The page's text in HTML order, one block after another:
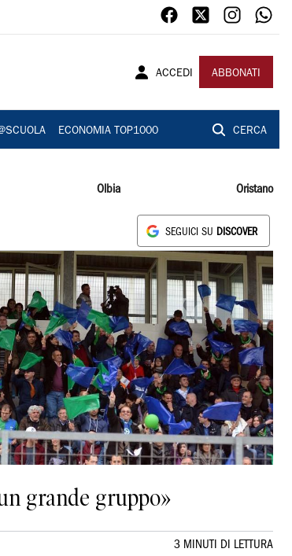
ACCEDI ABBONATI
ECONOMIA TOP1000 CERCA
Olbia Oristano
SEGUICI SU DISCOVER
grande gruppo»
3 MINUTI DI LETTURA